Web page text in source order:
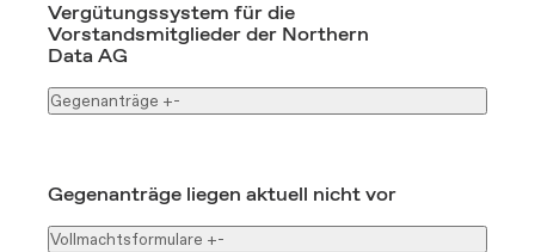
Vergütungssystem für die
Vorstandsmitglieder der Northern
Data AG
Gegenanträge +-
Gegenanträge liegen aktuell nicht vor
Vollmachtsformulare +-